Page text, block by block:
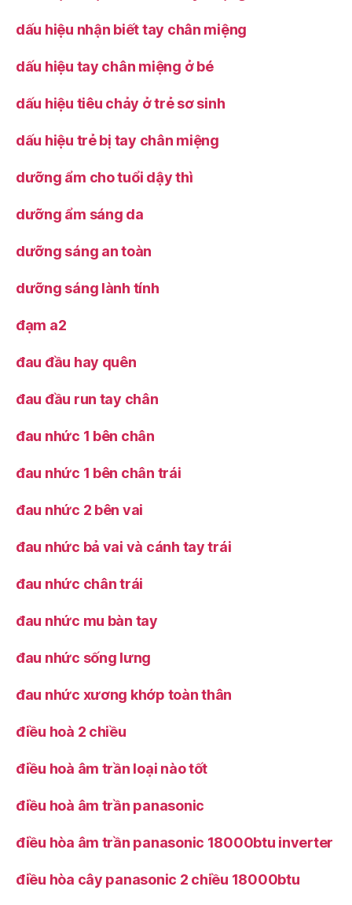
dấu hiệu nhận biết tay chân miệng
dấu hiệu tay chân miệng ở bé
dấu hiệu tiêu chảy ở trẻ sơ sinh
dấu hiệu trẻ bị tay chân miệng
dưỡng ẩm cho tuổi dậy thì
dưỡng ẩm sáng da
dưỡng sáng an toàn
dưỡng sáng lành tính
đạm a2
đau đầu hay quên
đau đầu run tay chân
đau nhức 1 bên chân
đau nhức 1 bên chân trái
đau nhức 2 bên vai
đau nhức bả vai và cánh tay trái
đau nhức chân trái
đau nhức mu bàn tay
đau nhức sống lưng
đau nhức xương khớp toàn thân
điều hoà 2 chiều
điều hoà âm trần loại nào tốt
điều hoà âm trần panasonic
điều hòa âm trần panasonic 18000btu inverter
điều hòa cây panasonic 2 chiều 18000btu